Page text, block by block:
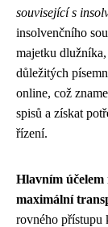
související s
insolvenčního
majetku
důležitých
online, což
spisů a získat
řízení.
Hlavním
maximální
rovného přístupu